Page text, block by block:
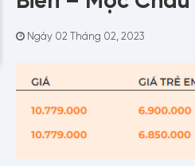
Ngày 02 Tháng 02, 2023